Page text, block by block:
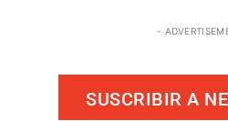
-
SUSCRIBIR A